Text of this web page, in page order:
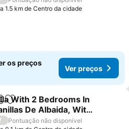
a 1.5 km de Centro da cidade
os preços
Ver preços
Adicionar aos favoritos
With 2 Bedrooms In
De Albaida, With
Sea View, Pool
/
Pontuação não disponível